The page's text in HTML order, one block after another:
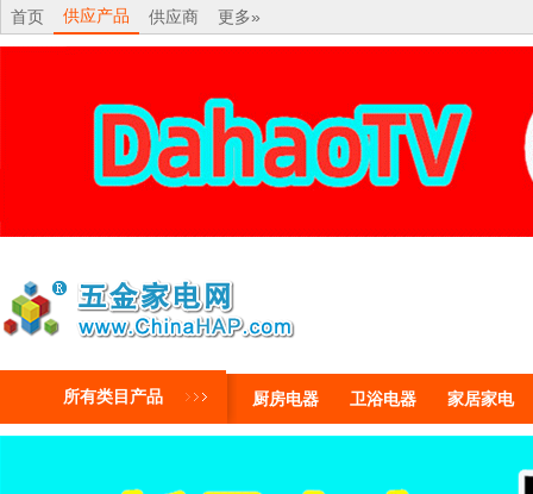
首页 供应产品 供应商 更多»
所有类目产品 厨房电器 卫浴电器 家居家电